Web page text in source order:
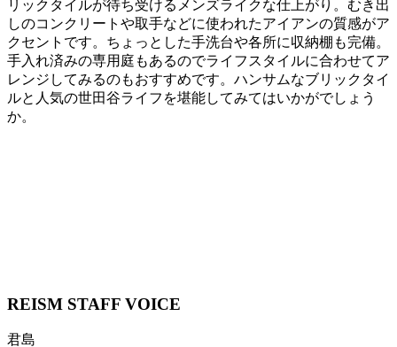
リックタイルが待ち受けるメンズライクな仕上がり。むき出
しのコンクリートや取手などに使われたアイアンの質感がア
クセントです。ちょっとした手洗台や各所に収納棚も完備。
手入れ済みの専用庭もあるのでライフスタイルに合わせてア
レンジしてみるのもおすすめです。ハンサムなブリックタイ
ルと人気の世田谷ライフを堪能してみてはいかがでしょう
か。
REISM STAFF VOICE
君島